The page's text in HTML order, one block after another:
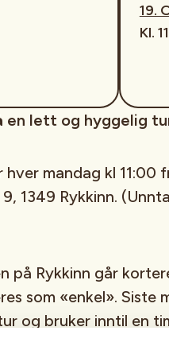
19.
Kl.
en lett og hyggelig
hver mandag kl 11:00
1349 Rykkinn. (
på Rykkinn går
som «enkel». Siste
og bruker inntil en
Dette